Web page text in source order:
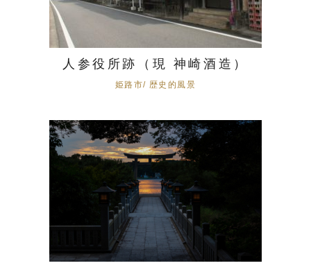
人参役所跡（現 神崎酒造）
姫路市/ 歴史的風景